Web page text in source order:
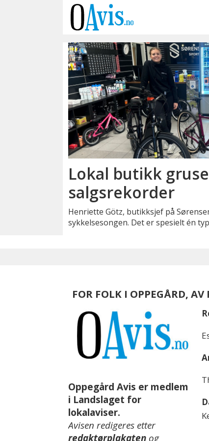
sørensen
Lokal butikk
salgsrekorder
Henriette Götz, butikksjef på
sykkelsesongen. Det er spesielt én
FOR FOLK I OPPEGÅRD, AV
Oppegård Avis er medlem
i Landslaget for
lokalaviser.
Avisen redigeres etter
redaktørplakaten og